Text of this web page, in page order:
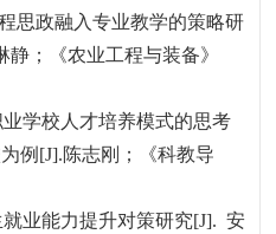
思政融入专业教学的策略研
；《农业工程与装备》
学校人才培养模式的思考
例 [J].陈志刚；《科教导
业能力提升对策研究[J].安